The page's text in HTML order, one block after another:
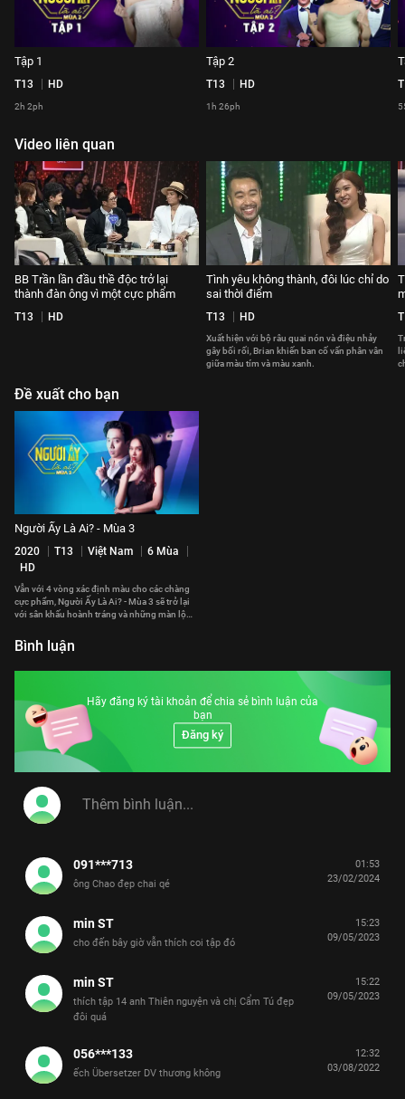
Tập 1
T13 HD
2h 2ph
Tập 2
T13 HD
1h 26ph
Video liên quan
BB Trần lần đầu thề độc trở lại
thành đàn ông vì một cực phẩm
T13 HD
Tình yêu không thành, đôi lúc chỉ do
sai thời điểm
T13 HD
Xuất hiện với bộ râu quai nón và điệu nhảy
gây bối rối, Brian khiến ban cố vấn phân vân
giữa màu tím và màu xanh.
Đề xuất cho bạn
Người Ấy Là Ai? - Mùa 3
2020 T13 Việt Nam
6 Mùa
HD
Vẫn với 4 vòng xác định màu cho các chàng
cực phẩm, Người Ấy Là Ai? - Mùa 3 sẽ trở lại
với sân khấu hoành tráng và những màn lộ
Bình luận
Hãy đăng ký tài khoản để chia sẻ bình luận của
bạn
Đăng ký
091***713
ông Chao đẹp chai qé
01:53
23/02/2024
min ST
cho đến bây giờ vẫn thích coi tập đó
15:23
09/05/2023
min ST
thích tập 14 anh Thiên nguyện và chị Cẩm Tú đẹp
đôi quá
15:22
09/05/2023
056***133
ếch Übersetzer DV thương không
12:32
03/08/2022